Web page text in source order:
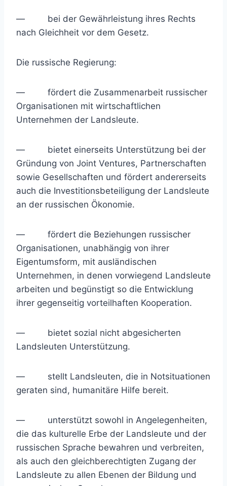
— bei der Gewährleistung ihres Rechts
nach Gleichheit vor dem Gesetz.
Die russische Regierung:
— fördert die Zusammenarbeit russischer
Organisationen mit wirtschaftlichen
Unternehmen der Landsleute.
— bietet einerseits Unterstützung bei der
Gründung von Joint Ventures, Partnerschaften
sowie Gesellschaften und fördert andererseits
auch die Investitionsbeteiligung der Landsleute
an der russischen Ökonomie.
— fördert die Beziehungen russischer
Organisationen, unabhängig von ihrer
Eigentumsform, mit ausländischen
Unternehmen, in denen vorwiegend Landsleute
arbeiten und begünstigt so die Entwicklung
ihrer gegenseitig vorteilhaften Kooperation.
— bietet sozial nicht abgesicherten
Landsleuten Unterstützung.
— stellt Landsleuten, die in Notsituationen
geraten sind, humanitäre Hilfe bereit.
— unterstützt sowohl in Angelegenheiten,
die das kulturelle Erbe der Landsleute und der
russischen Sprache bewahren und verbreiten,
als auch den gleichberechtigten Zugang der
Landsleute zu allen Ebenen der Bildung und